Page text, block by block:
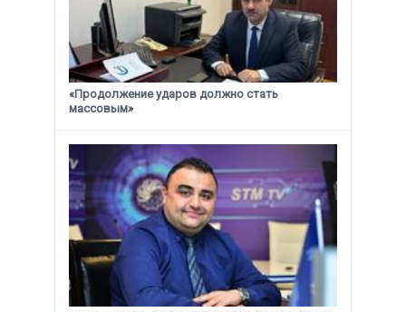
«Продолжение ударов должно стать
массовым»